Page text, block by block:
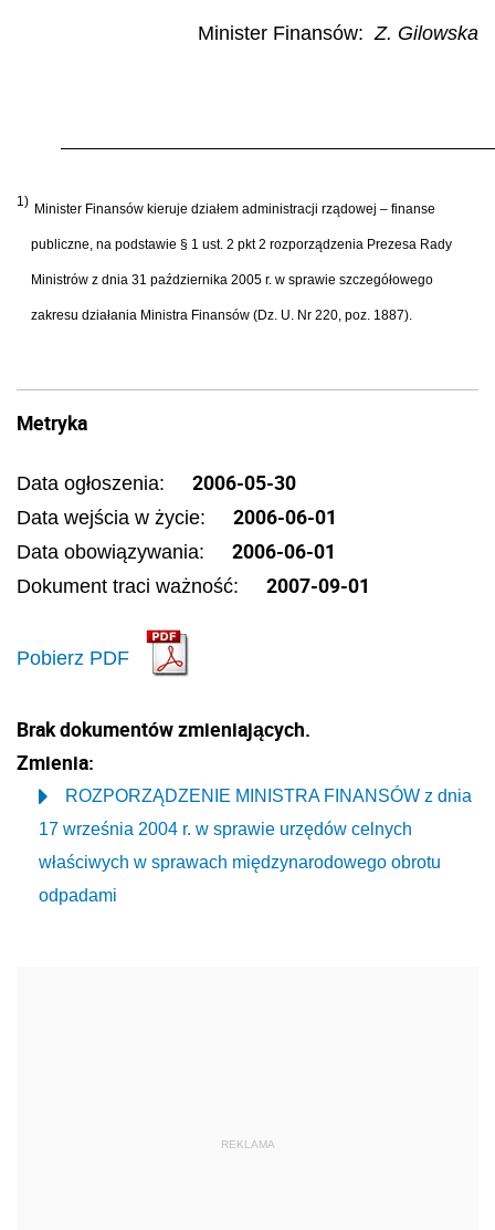
Minister Finansów: Z. Gilowska
1) Minister Finansów kieruje działem administracji rządowej – finanse
publiczne, na podstawie § 1 ust. 2 pkt 2 rozporządzenia Prezesa Rady
Ministrów z dnia 31 października 2005 r. w sprawie szczegółowego
zakresu działania Ministra Finansów (Dz. U. Nr 220, poz. 1887).
Metryka
Data ogłoszenia: 2006-05-30
Data wejścia w życie: 2006-06-01
Data obowiązywania: 2006-06-01
Dokument traci ważność: 2007-09-01
Pobierz PDF
Brak dokumentów zmieniających.
Zmienia:
ROZPORZĄDZENIE MINISTRA FINANSÓW z dnia
17 września 2004 r. w sprawie urzędów celnych
właściwych w sprawach międzynarodowego obrotu
odpadami